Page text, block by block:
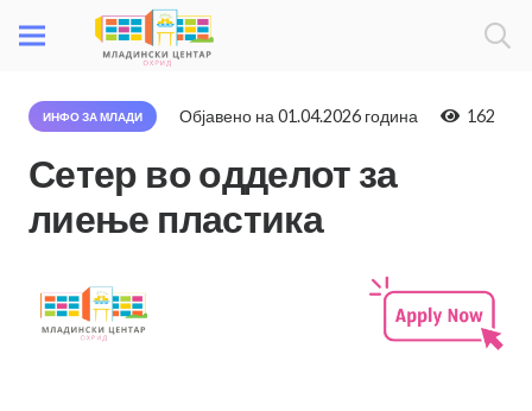
ИНФО ЗА МЛАДИ Објавено на01.04.2026 година 162
Сетер во одделот за
лиење пластика